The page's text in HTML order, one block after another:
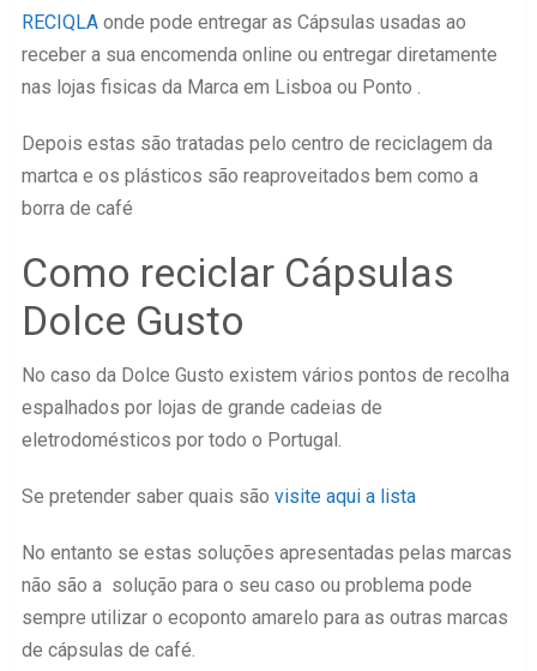
RECIQLAonde pode entregar as Cápsulas usadas ao
receber a sua encomenda online ou entregar diretamente
nas lojas fisicas da Marca em Lisboa ou Ponto .
Depois estas são tratadas pelo centro de reciclagem da
martca e os plásticos são reaproveitados bem como a
borra de café
Como reciclar Cápsulas
Dolce Gusto
No caso da Dolce Gusto existem vários pontos de recolha
espalhados por lojas de grande cadeias de
eletrodomésticos por todo o Portugal.
Se pretender saber quais são visite aqui a lista
No entanto se estas soluções apresentadas pelas marcas
não são a solução para o seu caso ou problema pode
sempre utilizar o ecoponto amarelo para as outras marcas
de cápsulas de café.